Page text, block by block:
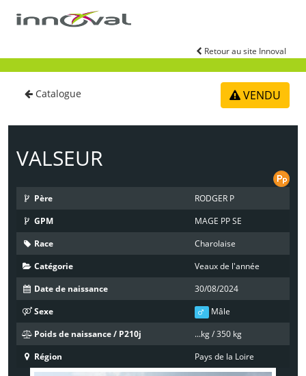
Retour au site Innoval
Catalogue VENDU
VALSEUR
Père
RODGER P
GPM
MAGE PP SE
Race
Charolaise
Catégorie
Veaux de l'année
Date de naissance
30/08/2024
Sexe
Mâle
Poids de naissance / P210j
...kg / 350 kg
Région
Pays de la Loire